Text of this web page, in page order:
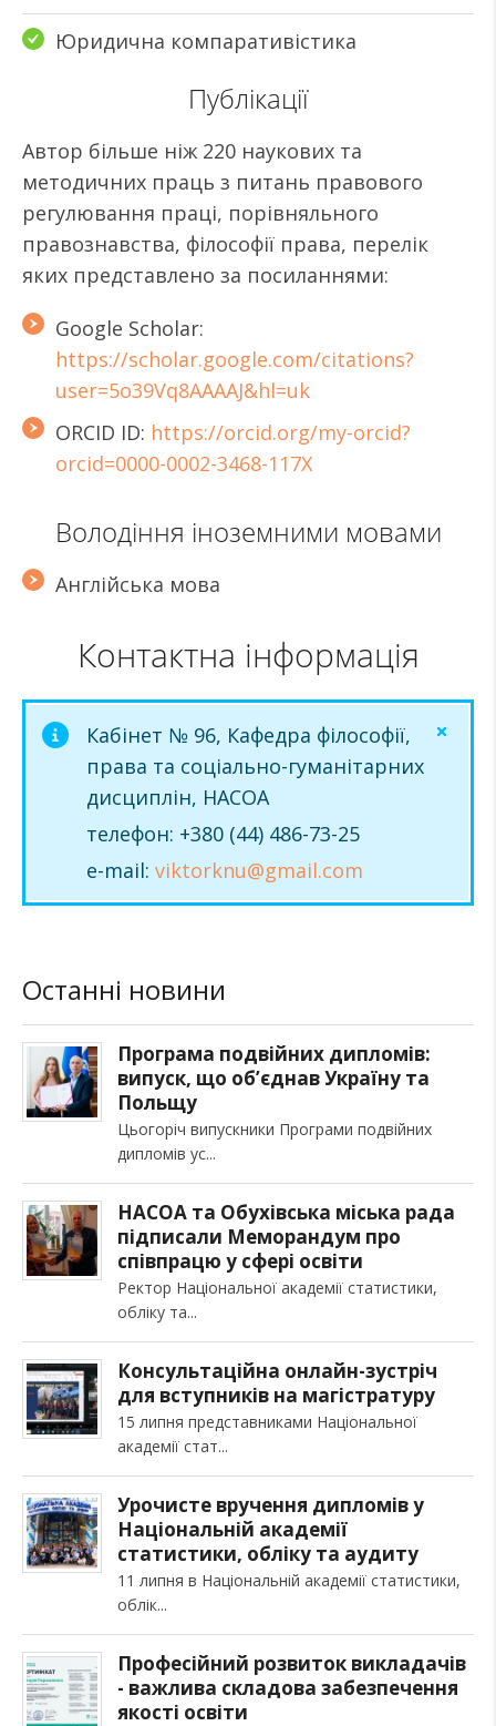
Юридична компаративістика
Публікації
Автор більше ніж 220 наукових та
методичних праць з питань правового
регулювання праці, порівняльного
правознавства, філософії права, перелік
яких представлено за посиланнями:
Google Scholar:
https://scholar.google.com/citations?
user=5o39Vq8AAAAJ&hl=uk
ORCID ID: https://orcid.org/my-orcid?
orcid=0000-0002-3468-117X
Володіння іноземними мовами
Англійська мова
Контактна інформація
Кабінет № 96, Кафедра філософії,
права та соціально-гуманітарних
дисциплін, НАСОА
телефон: +380 (44) 486-73-25
e-mail: viktorknu@gmail.com
Останні новини
Програма подвійних дипломів:
випуск, що об’єднав Україну та
Польщу
Цьогоріч випускники Програми подвійних
дипломів ус
НАСОА та Обухівська міська рада
підписали Меморандум про
співпрацю у сфері освіти
Ректор Національної академії статистики,
обліку та
Консультаційна онлайн-зустріч
для вступників на магістратуру
15 липня представниками Національної
академії стат
Урочисте вручення дипломів у
Національній академії
статистики, обліку та аудиту
11 липня в Національній академії статистики,
облік
Професійний розвиток викладачів
- важлива складова забезпечення
якості освіти